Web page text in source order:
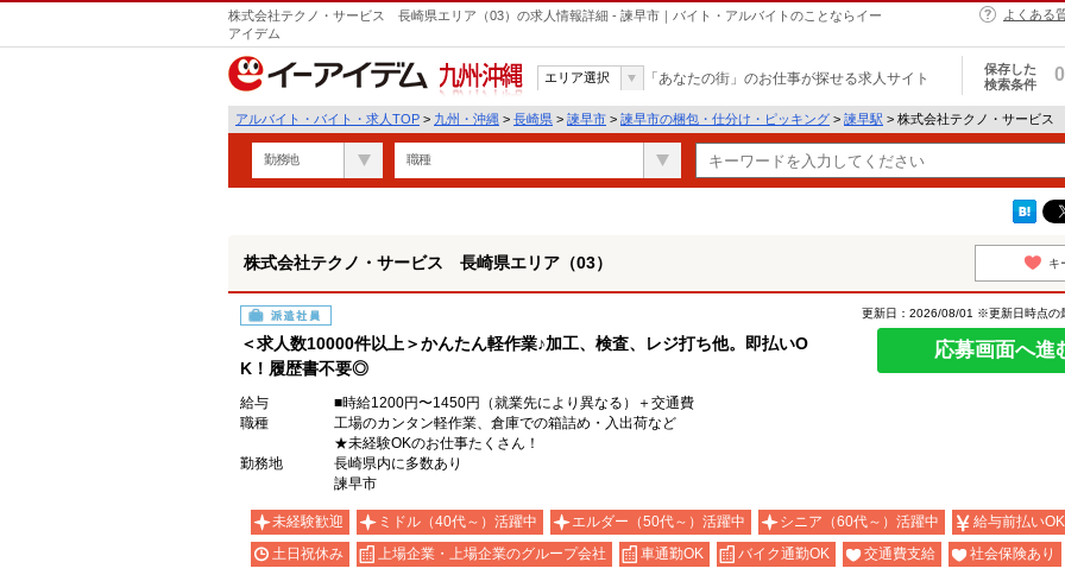
株式会社テクノ・サービス 長崎県エリア（03）の求人情報詳細 - 諫早市｜バイト・アルバイトのことならイー
アイデム
よくある
九州・沖縄
エリア選択 「あなたの街」のお仕事が探せる求人サイト
保存した
検索条件
0
アルバイト・バイト・求人TOP > 九州・沖縄 > 長崎県 > 諫早市 > 諫早市の梱包・仕分け・ピッキング > 諫早駅 > 株式会社テクノ・サービス
勤務地 職種
株式会社テクノ・サービス 長崎県エリア（03） キ
派遣社員
＜求人数10000件以上＞かんたん軽作業♪加工、検査、レジ打ち他。即払いO
K！履歴書不要◎
更新日：2026/08/01 ※更新日時点の
応募画面へ進
給与
■時給1200円〜1450円（就業先により異なる）＋交通費
職種
工場のカンタン軽作業、倉庫での箱詰め・入出荷など
★未経験OKのお仕事たくさん！
勤務地
長崎県内に多数あり
諫早市
未経験歓迎 ミドル（40代～）活躍中 エルダー（50代～）活躍中 シニア（60代～）活躍中
給与前払いOK
土日祝休み
上場企業・上場企業のグループ会社 車通勤OK バイク通勤OK 交通費支給 社会保険あり